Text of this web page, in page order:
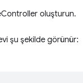
oluşturun.
şu şekilde görünür: